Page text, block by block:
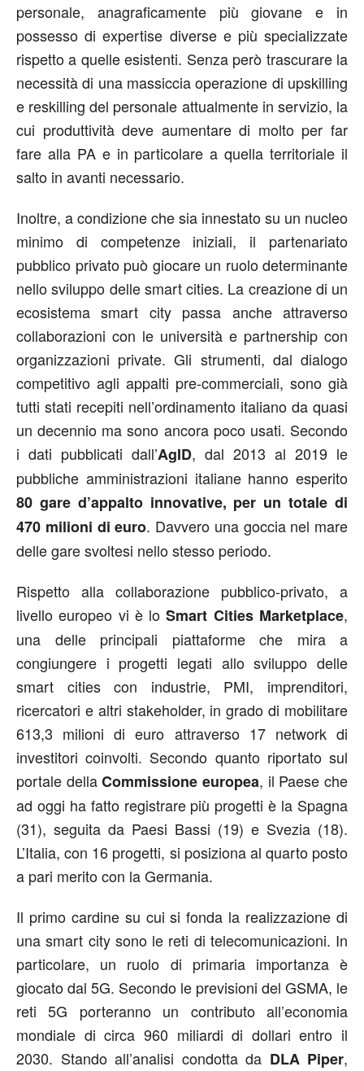
personale, anagraficamente più giovane e in
possesso di expertise diverse e più specializzate
rispetto a quelle esistenti. Senza però trascurare la
necessità di una massiccia operazione di upskilling
e reskilling del personale attualmente in servizio, la
cui produttività deve aumentare di molto per far
fare alla PA e in particolare a quella territoriale il
salto in avanti necessario.
Inoltre, a condizione che sia innestato su un nucleo
minimo di competenze iniziali, il partenariato
pubblico privato può giocare un ruolo determinante
nello sviluppo delle smart cities. La creazione di un
ecosistema smart city passa anche attraverso
collaborazioni con le università e partnership con
organizzazioni private. Gli strumenti, dal dialogo
competitivo agli appalti pre-commerciali, sono già
tutti stati recepiti nell’ordinamento italiano da quasi
un decennio ma sono ancora poco usati. Secondo
i dati pubblicati dall’AgID, dal 2013 al 2019 le
pubbliche amministrazioni italiane hanno esperito
80 gare d’appalto innovative, per un totale di
470 milioni di euro. Davvero una goccia nel mare
delle gare svoltesi nello stesso periodo.
Rispetto alla collaborazione pubblico-privato, a
livello europeo vi è loSmart Cities Marketplace,
una delle principali piattaforme che mira a
congiungere i progetti legati allo sviluppo delle
smart cities con industrie, PMI, imprenditori,
ricercatori e altri stakeholder, in grado di mobilitare
613,3 milioni di euro attraverso 17 network di
investitori coinvolti. Secondo quanto riportato sul
portale dellaCommissione europea, il Paese che
ad oggi ha fatto registrare più progetti è la Spagna
(31), seguita da Paesi Bassi (19) e Svezia (18).
L’Italia, con 16 progetti, si posiziona al quarto posto
a pari merito con la Germania.
Il primo cardine su cui si fonda la realizzazione di
una smart city sono le reti di telecomunicazioni. In
particolare, un ruolo di primaria importanza è
giocato dal 5G. Secondo le previsioni del GSMA, le
reti 5G porteranno un contributo all’economia
mondiale di circa 960 miliardi di dollari entro il
2030. Stando all’analisi condotta da DLA Piper,